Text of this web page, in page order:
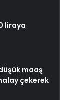
liraya
maaş
çekerek